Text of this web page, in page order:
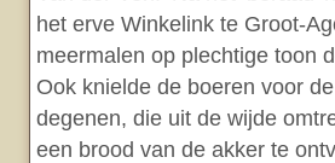
het erve Winkelink te Groot-
meermalen op plechtige toon
Ook knielde de boeren voor
degenen, die uit de wijde
een brood van de akker te